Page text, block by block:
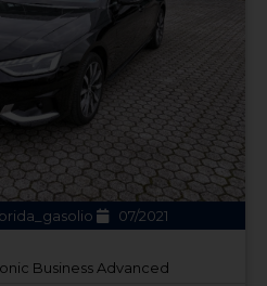
07/2021
Business Advanced